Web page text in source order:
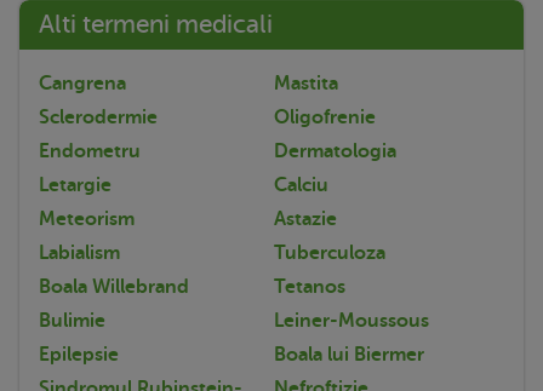
Alti termeni medicali
Cangrena
Mastita
Sclerodermie
Oligofrenie
Endometru
Dermatologia
Letargie
Calciu
Meteorism
Astazie
Labialism
Tuberculoza
Boala Willebrand
Tetanos
Bulimie
Leiner-Moussous
Epilepsie
Boala lui Biermer